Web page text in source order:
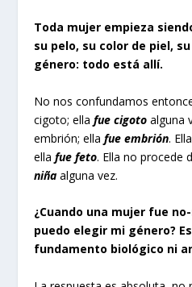
Toda mujer empieza
su pelo, su color de piel,
género: todo está allí.
No nos confundamos
cigoto; ella fue cigoto alguna
embrión; ellafue embrión.
ellafue feto. Ella no procede
niña alguna vez.
¿Cuando una mujer fue
puedo elegir mi género?
fundamento biológico ni